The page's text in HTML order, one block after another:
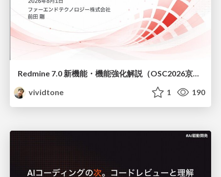
Redmine 7.0 新機能・機能強化解説（OSC2026京都ダイジェスト版）
vividtone
1 190